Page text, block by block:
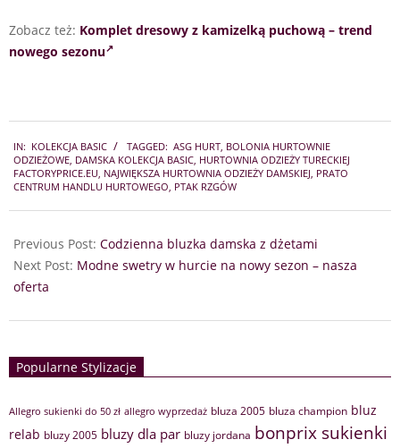
Zobacz też: Komplet dresowy z kamizelką puchową – trend
nowego sezonu
11-
19
IN: KOLEKCJA BASIC TAGGED: ASG HURT BOLONIA HURTOWNIE
ODZIEŻOWE DAMSKA KOLEKCJA BASIC HURTOWNIA ODZIEŻY TURECKIEJ
FACTORYPRICE.EU NAJWIĘKSZA HURTOWNIA ODZIEŻY DAMSKIEJ PRATO
CENTRUM HANDLU HURTOWEGO PTAK RZGÓW
Previous Post: Codzienna bluzka damska z dżetami
Next Post: Modne swetry w hurcie na nowy sezon – nasza
oferta
Popularne Stylizacje
Allegro sukienki do 50 zł allegro wyprzedaż bluza 2005 bluza champion bluz
relab bluzy 2005 bluzy dla par bluzy jordana bonprix sukienki